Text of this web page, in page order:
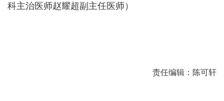
科主治医师赵耀超副主任医师）
责任编辑：陈可轩